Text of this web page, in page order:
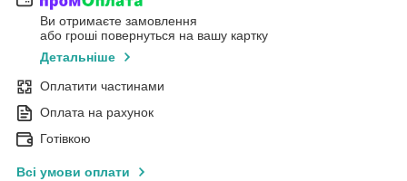
Ви отримаєте замовлення
або гроші повернуться на вашу картку
Детальніше
Оплатити частинами
Оплата на рахунок
Готівкою
Всі умови оплати